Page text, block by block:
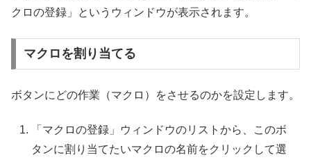
クロの登録」というウィンドウが表示されます。
マクロを割り当てる
ボタンにどの作業（マクロ）をさせるのかを設定します。
「マクロの登録」ウィンドウのリストから、このボ
タンに割り当てたいマクロの名前をクリックして選